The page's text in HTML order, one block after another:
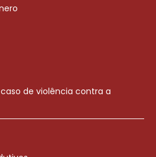
de violência contra a